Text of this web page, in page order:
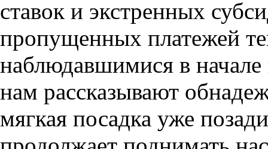
ставок и экстренных
пропущенных платежей
наблюдавшимися в
нам рассказывают
мягкая посадка уже